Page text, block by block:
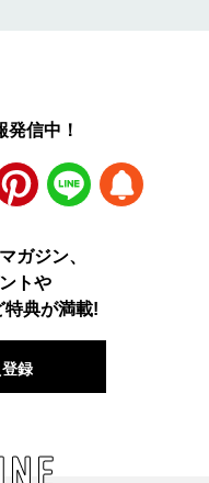
信中！
Pinterest LINE
ガジン、
トや
特典が満載!
録